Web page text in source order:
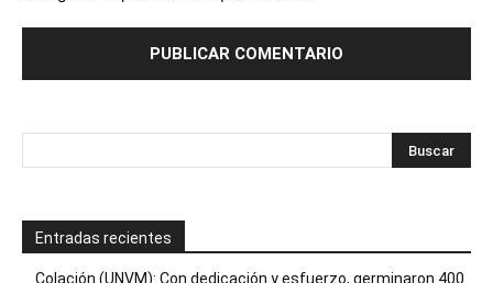
Entradas recientes
Colación (UNVM): Con dedicación y esfuerzo, germinaron 400